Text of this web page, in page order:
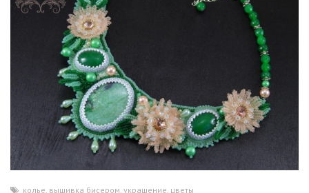
колье вышивка бисером украшение цветы